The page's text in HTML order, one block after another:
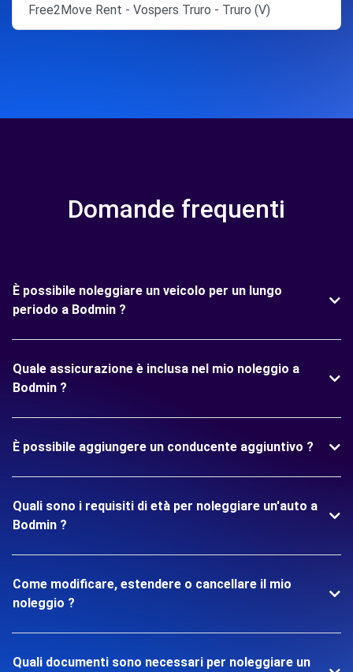
Free2Move Rent - Vospers Truro - Truro (V)
Domande frequenti
È possibile noleggiare un veicolo per un lungo
periodo a Bodmin ?
Quale assicurazione è inclusa nel mio noleggio a
Bodmin ?
È possibile aggiungere un conducente aggiuntivo ?
Quali sono i requisiti di età per noleggiare un'auto a
Bodmin ?
Come modificare, estendere o cancellare il mio
noleggio ?
Quali documenti sono necessari per noleggiare un